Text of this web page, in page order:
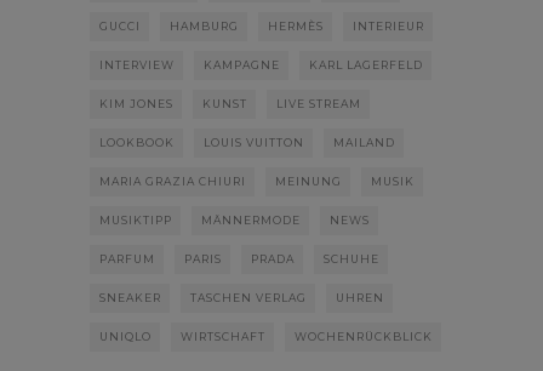
GUCCI HAMBURG HERMÈS INTERIEUR
INTERVIEW KAMPAGNE KARL LAGERFELD
KIM JONES KUNST LIVE STREAM
LOOKBOOK LOUIS VUITTON MAILAND
MARIA GRAZIA CHIURI MEINUNG MUSIK
MUSIKTIPP MÄNNERMODE NEWS
PARFUM PARIS PRADA SCHUHE
SNEAKER TASCHEN VERLAG UHREN
UNIQLO WIRTSCHAFT WOCHENRÜCKBLICK